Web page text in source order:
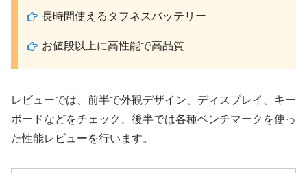
長時間使えるタフネスバッテリー
お値段以上に高性能で高品質
レビューでは、前半で外観デザイン、ディスプレイ、キー
ボードなどをチェック、後半では各種ベンチマークを使っ
た性能レビューを行います。